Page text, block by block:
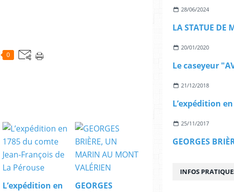
0
L’expédition en
GEORGES
28/06/2024
20/01/2020
Le caseyeur
21/12/2018
25/11/2017
INFOS